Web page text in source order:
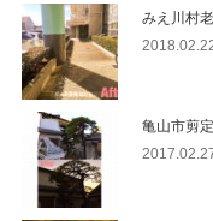
みえ川村
亀山市剪